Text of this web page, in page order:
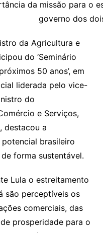
dI
e
Cl
a
s
sr
o
m
e
n
l
e
da missão para o
governo dos
da Agricultura e
do ‘Seminário
50 anos’, em
liderada pelo vice-
do
e Serviços,
destacou a
brasileiro
forma sustentável.
Lula o estreitamento
são perceptíveis os
comerciais, das
prosperidade para o